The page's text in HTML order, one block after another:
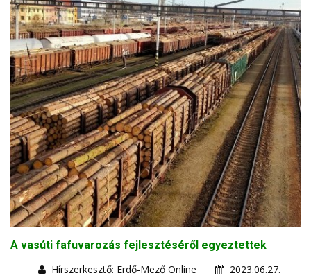
A vasúti fafuvarozás fejlesztéséről egyeztettek
Hírszerkesztő: Erdő-Mező Online
2023.06.27.